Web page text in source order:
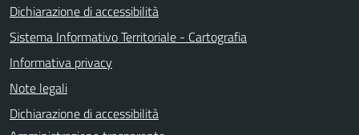
Dichiarazione di accessibilità
Sistema Informativo Territoriale - Cartografia
Informativa privacy
Note legali
Dichiarazione di accessibilità